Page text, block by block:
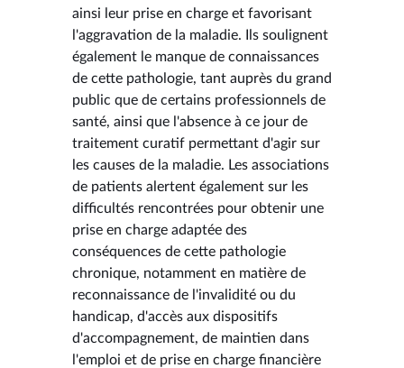
ainsi leur prise en charge et favorisant
l'aggravation de la maladie. Ils soulignent
également le manque de connaissances
de cette pathologie, tant auprès du grand
public que de certains professionnels de
santé, ainsi que l'absence à ce jour de
traitement curatif permettant d'agir sur
les causes de la maladie. Les associations
de patients alertent également sur les
difficultés rencontrées pour obtenir une
prise en charge adaptée des
conséquences de cette pathologie
chronique, notamment en matière de
reconnaissance de l'invalidité ou du
handicap, d'accès aux dispositifs
d'accompagnement, de maintien dans
l'emploi et de prise en charge financière